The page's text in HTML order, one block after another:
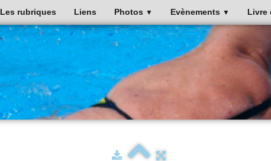
Les rubriques Liens Photos ▼ Evènements ▼ Livre